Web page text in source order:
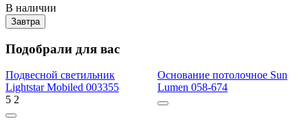
В наличии
Завтра
Подобрали для вас
Подвесной светильник
Lightstar Mobiled 003355
5 2
Основание потолочное Sun
Lumen 058-674